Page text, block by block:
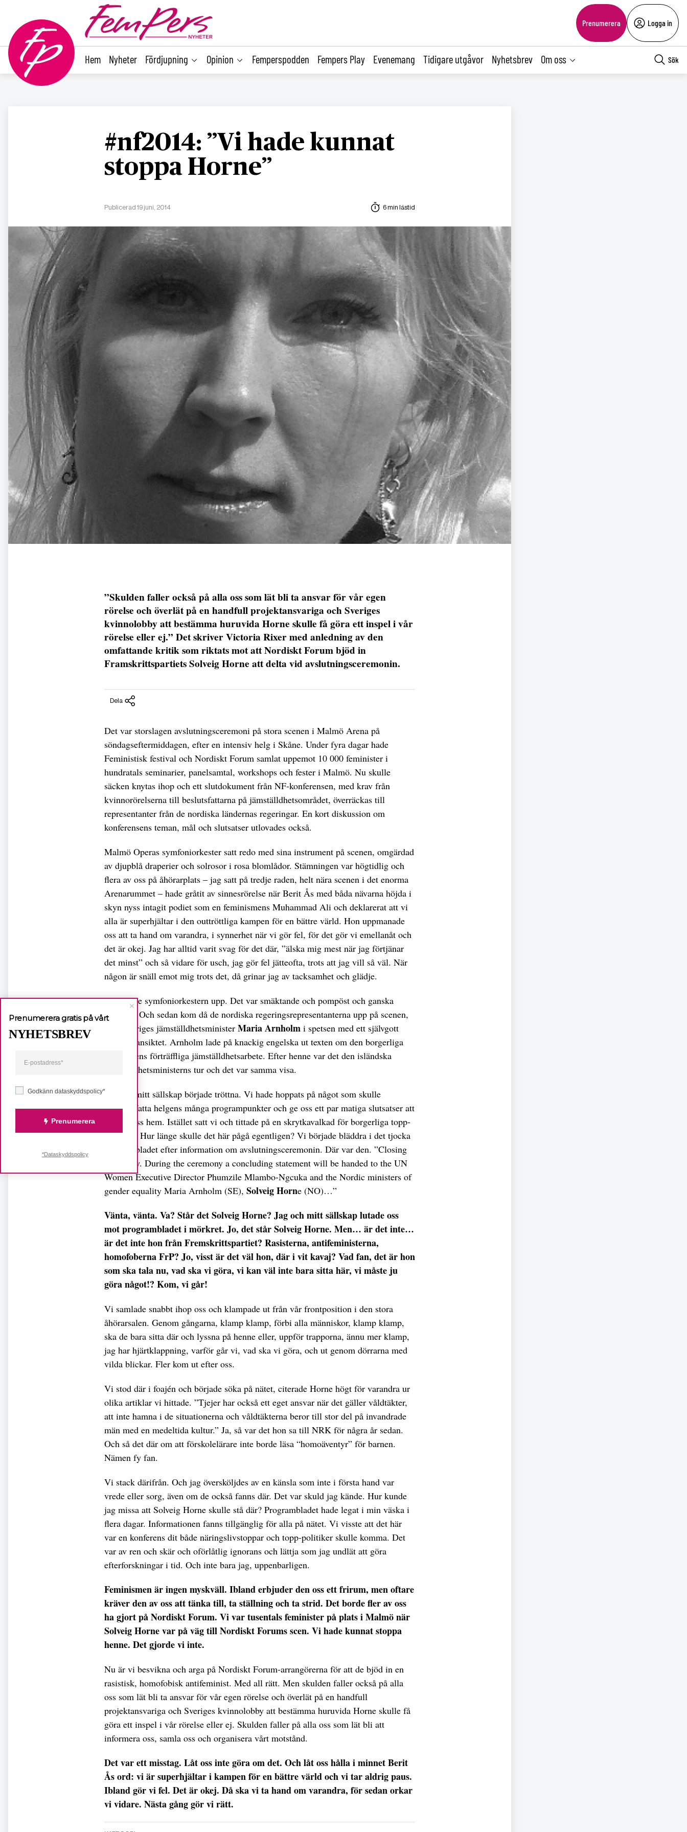
Prenumerera Logga in
Hem Nyheter Fördjupning Opinion Femperspodden Fempers Play Evenemang Tidigare utgåvor Nyhetsbrev Om oss Sök
#nf2014: ”Vi hade kunnat
stoppa Horne”
Publicerad 19 juni, 2014 6 min lästid
”Skulden faller också på alla oss som lät bli ta ansvar för vår egen
rörelse och överlät på en handfull projektansvariga och Sveriges
kvinnolobby att bestämma huruvida Horne skulle få göra ett inspel i vår
rörelse eller ej.” Det skriver Victoria Rixer med anledning av den
omfattande kritik som riktats mot att Nordiskt Forum bjöd in
Framskrittspartiets Solveig Horne att delta vid avslutningsceremonin.
Dela
Det var storslagen avslutningsceremoni på stora scenen i Malmö Arena på
söndagseftermiddagen, efter en intensiv helg i Skåne. Under fyra dagar hade
Feministisk festival och Nordiskt Forum samlat uppemot 10 000 feminister i
hundratals seminarier, panelsamtal, workshops och fester i Malmö. Nu skulle
säcken knytas ihop och ett slutdokument från NF-konferensen, med krav från
kvinnorörelserna till beslutsfattarna på jämställdhetsområdet, överräckas till
representanter från de nordiska ländernas regeringar. En kort diskussion om
konferensens teman, mål och slutsatser utlovades också.
Malmö Operas symfoniorkester satt redo med sina instrument på scenen, omgärdad
av djupblå draperier och solrosor i rosa blomlådor. Stämningen var högtidlig och
flera av oss på åhörarplats – jag satt på tredje raden, helt nära scenen i det enorma
Arenarummet – hade gråtit av sinnesrörelse när Berit Ås med båda nävarna höjda i
skyn nyss intagit podiet som en feminismens Muhammad Ali och deklarerat att vi
alla är superhjältar i den outtröttliga kampen för en bättre värld. Hon uppmanade
oss att ta hand om varandra, i synnerhet när vi gör fel, för det gör vi emellanåt och
det är okej. Jag har alltid varit svag för det där, ”älska mig mest när jag förtjänar
det minst” och så vidare för usch, jag gör fel jätteofta, trots att jag vill så väl. När
någon är snäll emot mig trots det, då grinar jag av tacksamhet och glädje.
Så stämde symfoniorkestern upp. Det var smäktande och pompöst och ganska
sömnigt. Och sedan kom då de nordiska regeringsrepresentanterna upp på scenen,
med Sveriges jämställdhetsminister Maria Arnholm i spetsen med ett självgott
leende i ansiktet. Arnholm lade på knackig engelska ut texten om den borgerliga
regeringens förträffliga jämställdhetsarbete. Efter henne var det den isländska
jämställdhetsministerns tur och det var samma visa.
Jag och mitt sällskap började tröttna. Vi hade hoppats på något som skulle
sammanfatta helgens många programpunkter och ge oss ett par matiga slutsatser att
ta med oss hem. Istället satt vi och tittade på en skrytkavalkad för borgerliga topp-
politiker. Hur länge skulle det här pågå egentligen? Vi började bläddra i det tjocka
programbladet efter information om avslutningsceremonin. Där var den. ”Closing
ceremony. During the ceremony a concluding statement will be handed to the UN
Women Executive Director Phumzile Mlambo-Ngcuka and the Nordic ministers of
gender equality Maria Arnholm (SE), Solveig Horne (NO)…”
Vänta, vänta. Va? Står det Solveig Horne? Jag och mitt sällskap lutade oss
mot programbladet i mörkret. Jo, det står Solveig Horne. Men… är det inte…
är det inte hon från Fremskrittspartiet? Rasisterna, antifeministerna,
homofoberna FrP? Jo, visst är det väl hon, där i vit kavaj? Vad fan, det är hon
som ska tala nu, vad ska vi göra, vi kan väl inte bara sitta här, vi måste ju
göra något!? Kom, vi går!
Vi samlade snabbt ihop oss och klampade ut från vår frontposition i den stora
åhörarsalen. Genom gångarna, klamp klamp, förbi alla människor, klamp klamp,
ska de bara sitta där och lyssna på henne eller, uppför trapporna, ännu mer klamp,
jag har hjärtklappning, varför går vi, vad ska vi göra, och ut genom dörrarna med
vilda blickar. Fler kom ut efter oss.
Vi stod där i foajén och började söka på nätet, citerade Horne högt för varandra ur
olika artiklar vi hittade. ”Tjejer har också ett eget ansvar när det gäller våldtäkter,
att inte hamna i de situationerna och våldtäkterna beror till stor del på invandrade
män med en medeltida kultur.” Ja, så var det hon sa till NRK för några år sedan.
Och så det där om att förskolelärare inte borde läsa “homoäventyr” för barnen.
Nämen fy fan.
Vi stack därifrån. Och jag översköljdes av en känsla som inte i första hand var
vrede eller sorg, även om de också fanns där. Det var skuld jag kände. Hur kunde
jag missa att Solveig Horne skulle stå där? Programbladet hade legat i min väska i
flera dagar. Informationen fanns tillgänglig för alla på nätet. Vi visste att det här
var en konferens dit både näringslivstoppar och topp-politiker skulle komma. Det
var av ren och skär och oförlåtlig ignorans och lättja som jag undlät att göra
efterforskningar i tid. Och inte bara jag, uppenbarligen.
Feminismen är ingen myskväll. Ibland erbjuder den oss ett frirum, men oftare
kräver den av oss att tänka till, ta ställning och ta strid. Det borde fler av oss
ha gjort på Nordiskt Forum. Vi var tusentals feminister på plats i Malmö när
Solveig Horne var på väg till Nordiskt Forums scen. Vi hade kunnat stoppa
henne. Det gjorde vi inte.
Nu är vi besvikna och arga på Nordiskt Forum-arrangörerna för att de bjöd in en
rasistisk, homofobisk antifeminist. Med all rätt. Men skulden faller också på alla
oss som lät bli ta ansvar för vår egen rörelse och överlät på en handfull
projektansvariga och Sveriges kvinnolobby att bestämma huruvida Horne skulle få
göra ett inspel i vår rörelse eller ej. Skulden faller på alla oss som lät bli att
informera oss, samla oss och organisera vårt motstånd.
Det var ett misstag. Låt oss inte göra om det. Och låt oss hålla i minnet Berit
Ås ord: vi är superhjältar i kampen för en bättre värld och vi tar aldrig paus.
Ibland gör vi fel. Det är okej. Då ska vi ta hand om varandra, för sedan orkar
vi vidare. Nästa gång gör vi rätt.
Godkänn dataskyddspolicy*
Prenumerera
Prenumerera gratis på vårt
NYHETSBREV
*Dataskyddspolicy